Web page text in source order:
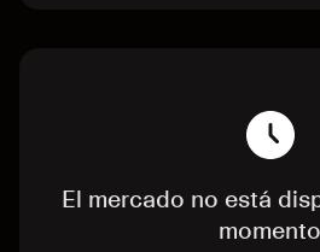
El mercado no está
momento